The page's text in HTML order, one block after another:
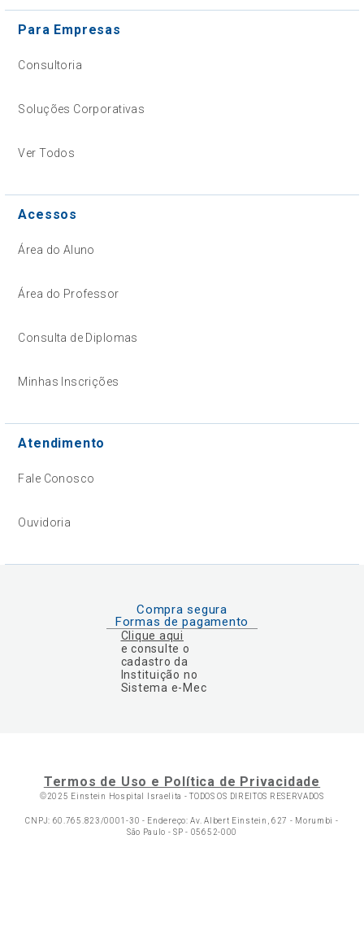
Para Empresas
Consultoria
Soluções Corporativas
Ver Todos
Acessos
Área do Aluno
Área do Professor
Consulta de Diplomas
Minhas Inscrições
Atendimento
Fale Conosco
Ouvidoria
Compra segura
Formas de pagamento
Clique aqui
e consulte o
cadastro da
Instituição no
Sistema e-Mec
Termos de Uso e Política de Privacidade
©2025 Einstein Hospital Israelita -TODOS OS DIREITOS RESERVADOS
CNPJ: 60.765.823/0001-30 - Endereço: Av. Albert Einstein, 627 - Morumbi -
São Paulo - SP - 05652-000